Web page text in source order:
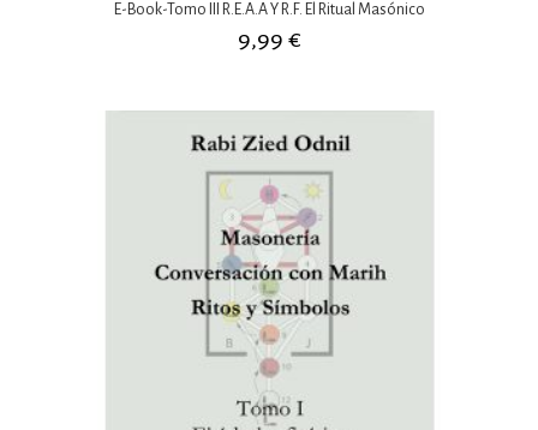
E-Book-Tomo III R.E.A.A Y R.F. El Ritual Masónico
9,99 €